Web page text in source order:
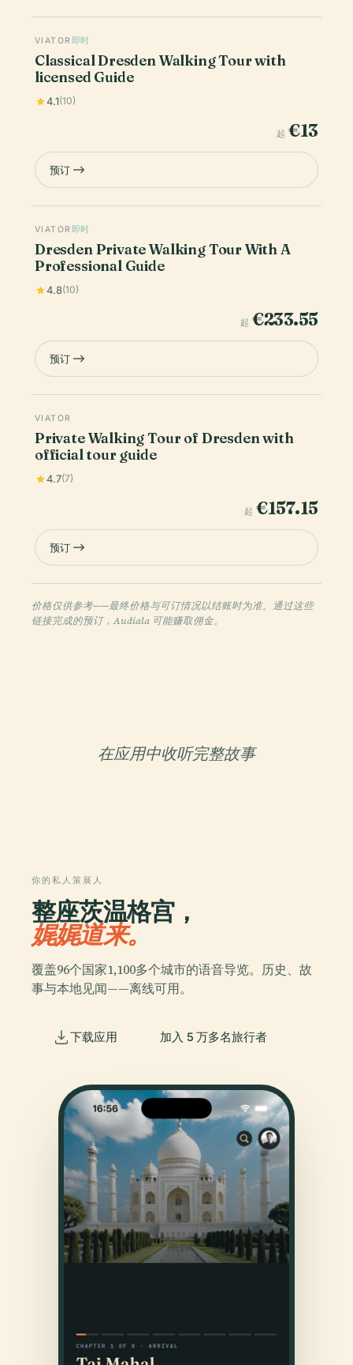
VIATOR 即时
Classical Dresden Walking Tour with
licensed Guide
4.1(10)
起 €13
预订
VIATOR 即时
Dresden Private Walking Tour With A
Professional Guide
4.8(10)
起 €233.55
预订
VIATOR
Private Walking Tour of Dresden with
official tour guide
4.7(7)
起 €157.15
预订
价格仅供参考——最终价格与可订情况以结账时为准。通过这些
链接完成的预订，Audiala 可能赚取佣金。
在应用中收听完整故事
你的私人策展人
整座茨温格宫，
娓娓道来。
覆盖96个国家1,100多个城市的语音导览。历史、故
事与本地见闻——离线可用。
下载应用 加入 5 万多名旅行者